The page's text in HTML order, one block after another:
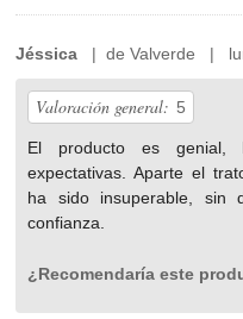
Jéssica | de Valverde |
Valoración general: 5
El producto es genial,
expectativas. Aparte el
ha sido insuperable, sin
confianza.
¿Recomendaría este